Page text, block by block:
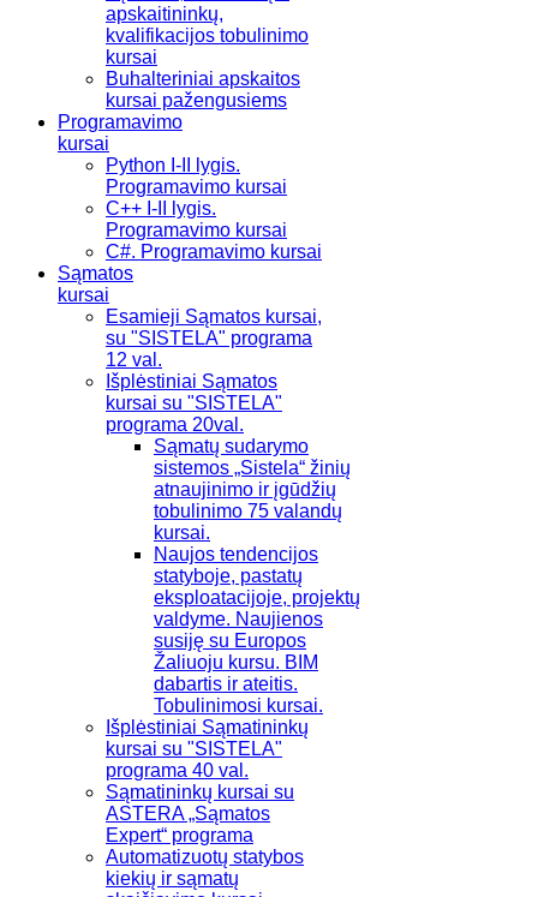
apskaitininkų,
kvalifikacijos tobulinimo
kursai
Buhalteriniai apskaitos
kursai pažengusiems
Programavimo
kursai
Python I-II lygis.
Programavimo kursai
C++ I-II lygis.
Programavimo kursai
C#. Programavimo kursai
Sąmatos
kursai
Esamieji Sąmatos kursai,
su "SISTELA" programa
12 val.
Išplėstiniai Sąmatos
kursai su "SISTELA"
programa 20val.
Sąmatų sudarymo
sistemos „Sistela“ žinių
atnaujinimo ir įgūdžių
tobulinimo 75 valandų
kursai.
Naujos tendencijos
statyboje, pastatų
eksploatacijoje, projektų
valdyme. Naujienos
susiję su Europos
Žaliuoju kursu. BIM
dabartis ir ateitis.
Tobulinimosi kursai.
Išplėstiniai Sąmatininkų
kursai su "SISTELA"
programa 40 val.
Sąmatininkų kursai su
ASTERA „Sąmatos
Expert“ programa
Automatizuotų statybos
kiekių ir sąmatų